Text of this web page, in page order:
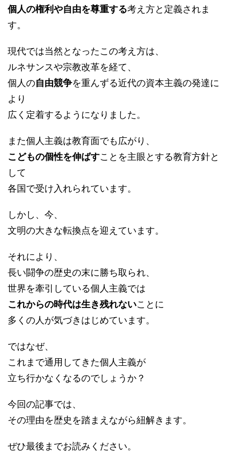
個人の権利や自由を尊重する考え方と定義されま
す。
現代では当然となったこの考え方は、
ルネサンスや宗教改革を経て、
個人の自由競争を重んずる近代の資本主義の発達に
より
広く定着するようになりました。
また個人主義は教育面でも広がり、
こどもの個性を伸ばすことを主眼とする教育方針と
して
各国で受け入れられています。
しかし、今、
文明の大きな転換点を迎えています。
それにより、
長い闘争の歴史の末に勝ち取られ、
世界を牽引している個人主義では
これからの時代は生き残れないことに
多くの人が気づきはじめています。
ではなぜ、
これまで通用してきた個人主義が
立ち行かなくなるのでしょうか？
今回の記事では、
その理由を歴史を踏まえながら紐解きます。
ぜひ最後までお読みください。